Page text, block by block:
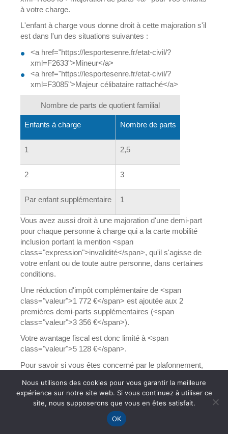
à votre charge.
L'enfant à charge vous donne droit à cette majoration s'il
est dans l'un des situations suivantes :
<a href="https://lesportesenre.fr/etat-civil/?
xml=F2633">Mineur</a>
<a href="https://lesportesenre.fr/etat-civil/?
xml=F3085">Majeur célibataire rattaché</a>
Nombre de parts de quotient familial
Enfants à charge Nombre de parts
1 2,5
2 3
Par enfant supplémentaire 1
Vous avez aussi droit à une majoration d'une demi-part
pour chaque personne à charge qui a la carte mobilité
inclusion portant la mention <span
class="expression">invalidité</span>, qu'il s'agisse de
votre enfant ou de toute autre personne, dans certaines
conditions.
Une réduction d'impôt complémentaire de <span
class="valeur">1 772 €</span> est ajoutée aux 2
premières demi-parts supplémentaires (<span
class="valeur">3 356 €</span>).
Votre avantage fiscal est donc limité à <span
class="valeur">5 128 €</span>.
Pour savoir si vous êtes concerné par le plafonnement,
calculs suivants :
Impôt calculé sur 1 part, diminué du montant du
plafond correspondant aux majorations de <a
href="https://lesportesenre.fr/etat-civil/?
Nous utilisons des cookies pour vous garantir la meilleure
expérience sur notre site web. Si vous continuez à utiliser ce
site, nous supposerons que vous en êtes satisfait.
OK